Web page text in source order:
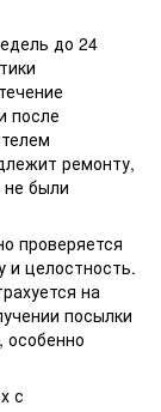
до 24
после
ремонту,
не были
проверяется
целостность.
на
посылки
особенно
с